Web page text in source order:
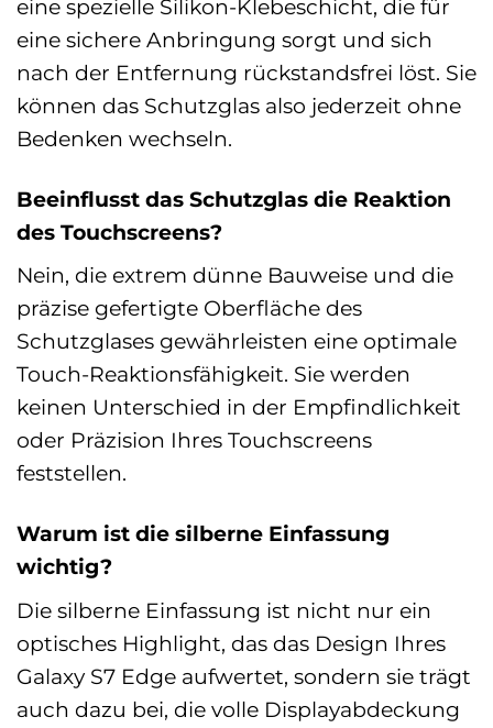
eine spezielle Silikon-Klebeschicht, die für
eine sichere Anbringung sorgt und sich
nach der Entfernung rückstandsfrei löst. Sie
können das Schutzglas also jederzeit ohne
Bedenken wechseln.
Beeinflusst das Schutzglas die Reaktion
des Touchscreens?
Nein, die extrem dünne Bauweise und die
präzise gefertigte Oberfläche des
Schutzglases gewährleisten eine optimale
Touch-Reaktionsfähigkeit. Sie werden
keinen Unterschied in der Empfindlichkeit
oder Präzision Ihres Touchscreens
feststellen.
Warum ist die silberne Einfassung
wichtig?
Die silberne Einfassung ist nicht nur ein
optisches Highlight, das das Design Ihres
Galaxy S7 Edge aufwertet, sondern sie trägt
auch dazu bei, die volle Displayabdeckung